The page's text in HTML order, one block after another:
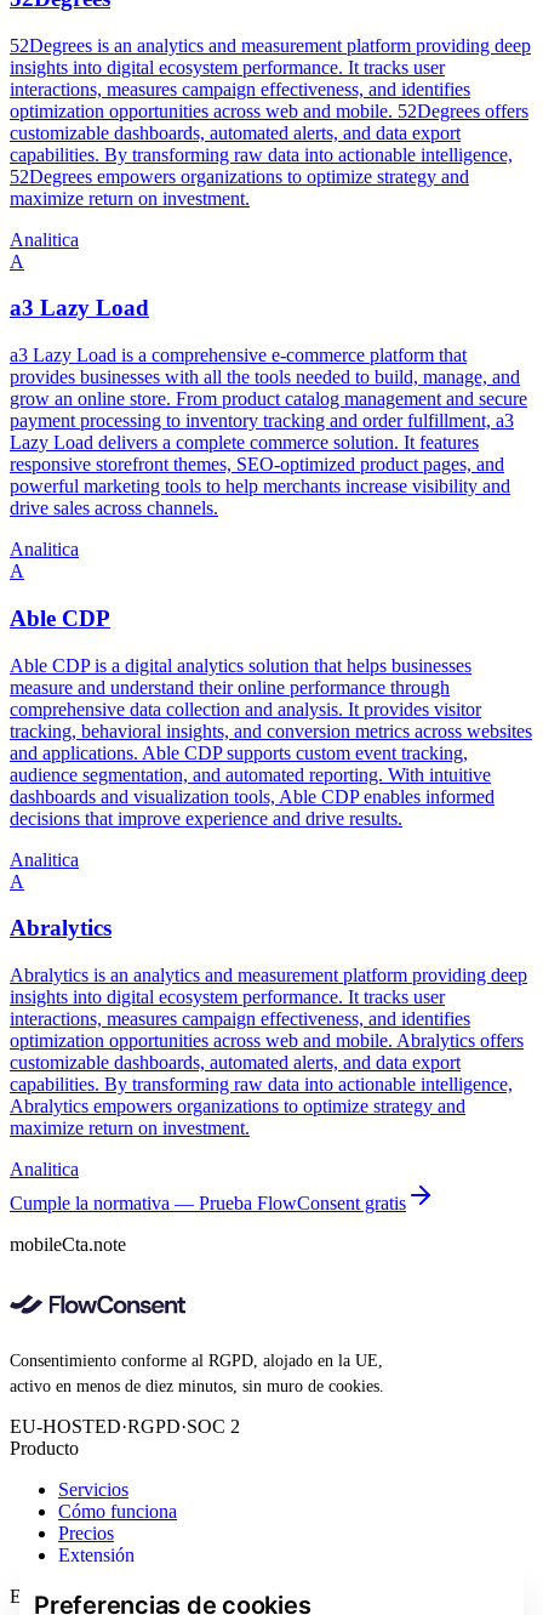
52Degrees is an analytics and measurement platform providing deep
insights into digital ecosystem performance. It tracks user
interactions, measures campaign effectiveness, and identifies
optimization opportunities across web and mobile. 52Degrees offers
customizable dashboards, automated alerts, and data export
capabilities. By transforming raw data into actionable intelligence,
52Degrees empowers organizations to optimize strategy and
maximize return on investment.
Analitica
A
a3 Lazy Load
a3 Lazy Load is a comprehensive e-commerce platform that
provides businesses with all the tools needed to build, manage, and
grow an online store. From product catalog management and secure
payment processing to inventory tracking and order fulfillment, a3
Lazy Load delivers a complete commerce solution. It features
responsive storefront themes, SEO-optimized product pages, and
powerful marketing tools to help merchants increase visibility and
drive sales across channels.
Analitica
A
Able CDP
Able CDP is a digital analytics solution that helps businesses
measure and understand their online performance through
comprehensive data collection and analysis. It provides visitor
tracking, behavioral insights, and conversion metrics across websites
and applications. Able CDP supports custom event tracking,
audience segmentation, and automated reporting. With intuitive
dashboards and visualization tools, Able CDP enables informed
decisions that improve experience and drive results.
Analitica
A
Abralytics
Abralytics is an analytics and measurement platform providing deep
insights into digital ecosystem performance. It tracks user
interactions, measures campaign effectiveness, and identifies
optimization opportunities across web and mobile. Abralytics offers
customizable dashboards, automated alerts, and data export
capabilities. By transforming raw data into actionable intelligence,
Abralytics empowers organizations to optimize strategy and
maximize return on investment.
Analitica
Cumple la normativa — Prueba FlowConsent gratis
mobileCta.note
Consentimiento conforme al RGPD, alojado en la UE,
activo en menos de diez minutos, sin muro de cookies.
EU-HOSTED·RGPD·SOC 2
Producto
Servicios
Cómo funciona
Precios
Extensión
Empresa
Preferencias de cookies